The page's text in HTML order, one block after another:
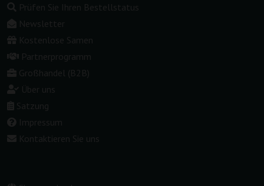
Prüfen Sie Ihren Bestellstatus
Newsletter
Kostenlose Samen
Partnerprogramm
Großhandel (B2B)
Über uns
Satzung
Impressum
Kontaktieren Sie uns